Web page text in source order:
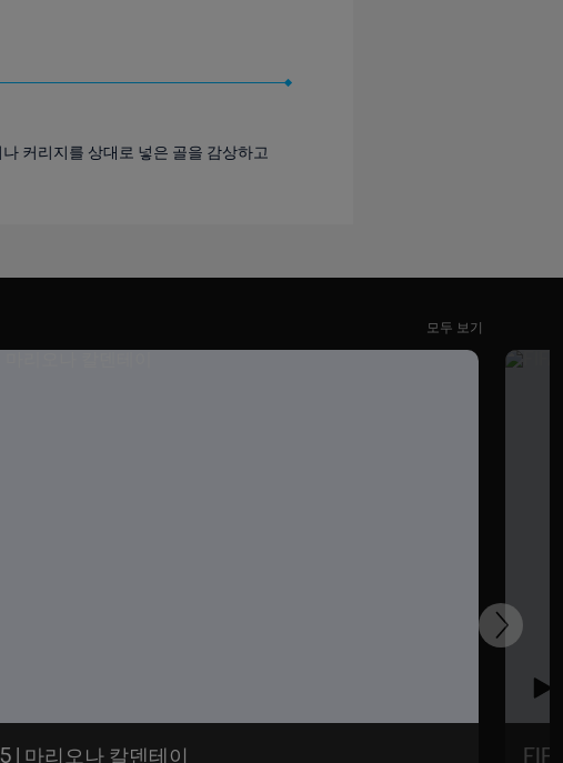
커리지를 상대로 넣은 골을 감상하고
모두 보기
| 마리오나 칼덴테이
다
음